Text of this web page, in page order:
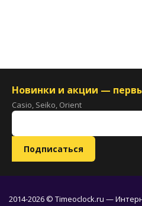
Новинки и акции —
Casio, Seiko, Orient
2014-2026 © Timeoclock.ru —